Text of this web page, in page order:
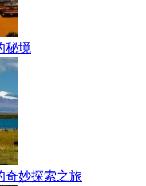
秘境
奇妙探索之旅